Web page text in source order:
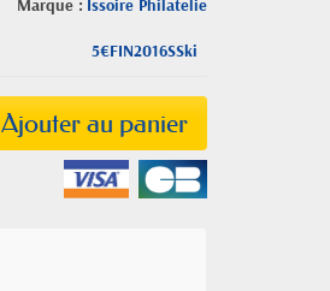
Marque : Issoire Philatelie
5€FIN2016SSki
Ajouter au panier